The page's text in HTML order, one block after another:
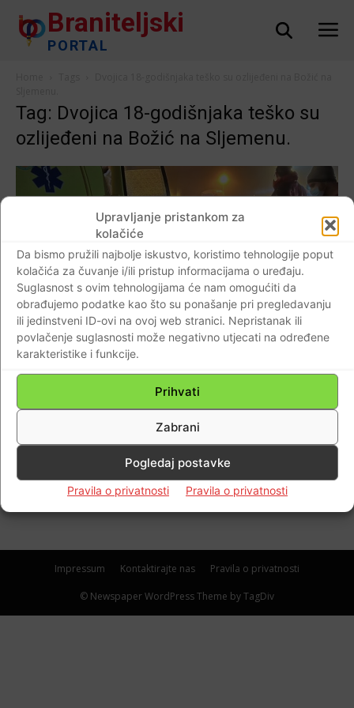
Upravljanje pristankom za
kolačiće
Da bismo pružili najbolje iskustvo, koristimo tehnologije poput
kolačića za čuvanje i/ili pristup informacijama o uređaju.
Suglasnost s ovim tehnologijama će nam omogućiti da
obrađujemo podatke kao što su ponašanje pri pregledavanju
ili jedinstveni ID-ovi na ovoj web stranici. Nepristanak ili
povlačenje suglasnosti može negativno utjecati na određene
karakteristike i funkcije.
Prihvati
Zabrani
Pogledaj postavke
Pravila o privatnosti Pravila o privatnosti
Braniteljski
PORTAL
Tag: Dvojica 18-godišnjaka teško su
ozlijeđeni na Božić na Sljemenu.
HGSS: Stigao nam je panični poziv…Dvojica
18-godišnjaka teško su ozlijeđeni na Božić
na Sljemenu…Jednom je slomljena
Braniteljski portal - 26.12.2021
Impressum Kontaktirajte nas Pravila o privatnosti
© Newspaper WordPress Theme by TagDiv